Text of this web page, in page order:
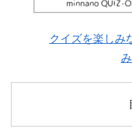
クイズを楽しみ